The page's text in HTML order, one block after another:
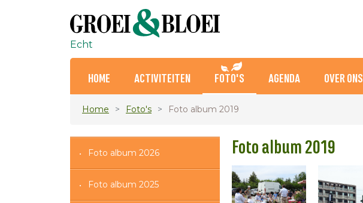
Echt
HOME ACTIVITEITEN FOTO'S AGENDA OVER ONS
Home Foto's Foto album 2019
Foto album 2026
Foto album 2025
Foto album 2019